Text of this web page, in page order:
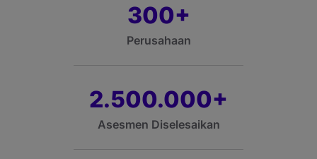
300+
Perusahaan
2.500.000+
Asesmen Diselesaikan